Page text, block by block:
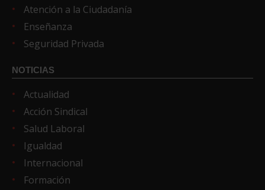
Atención a la Ciudadanía
Enseñanza
Seguridad Privada
NOTICIAS
Actualidad
Acción Sindical
Salud Laboral
Igualdad
Internacional
Formación